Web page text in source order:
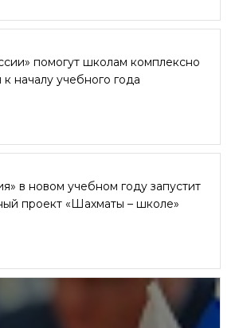
помогут школам комплексно
к началу учебного года
в новом учебном году запустит
проект «Шахматы – школе»